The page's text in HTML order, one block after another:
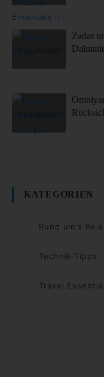
Zadar
KATEGORIEN
Rund um's
Technik-Tipps
Travel